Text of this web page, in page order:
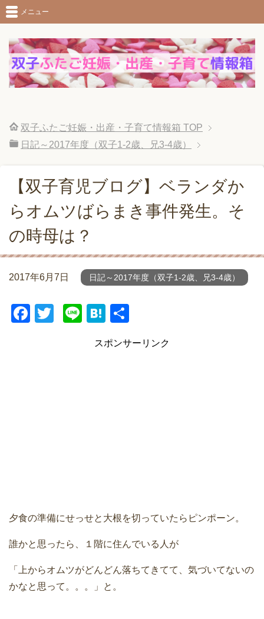
メニュー
双子ふたご妊娠・出産・子育て情報箱 TOP
日記～2017年度（双子1-2歳、兄3-4歳）
【双子育児ブログ】ベランダか
らオムツばらまき事件発生。そ
の時母は？
2017年6月7日 日記～2017年度（双子1-2歳、兄3-4歳）
F
Li
H
e
スポンサーリンク
夕食の準備にせっせと大根を切っていたらピンポーン。
誰かと思ったら、１階に住んでいる人が
「上からオムツがどんどん落ちてきてて、気づいてないの
かなと思って。。。」と。